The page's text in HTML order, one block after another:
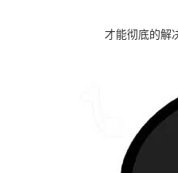
才能彻底的解